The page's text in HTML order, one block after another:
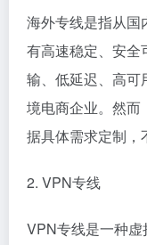
海外专线是指从国
有高速稳定、安全
输、低延迟、高可
境电商企业。然而
据具体需求定制，
2. VPN专线
VPN专线是一种